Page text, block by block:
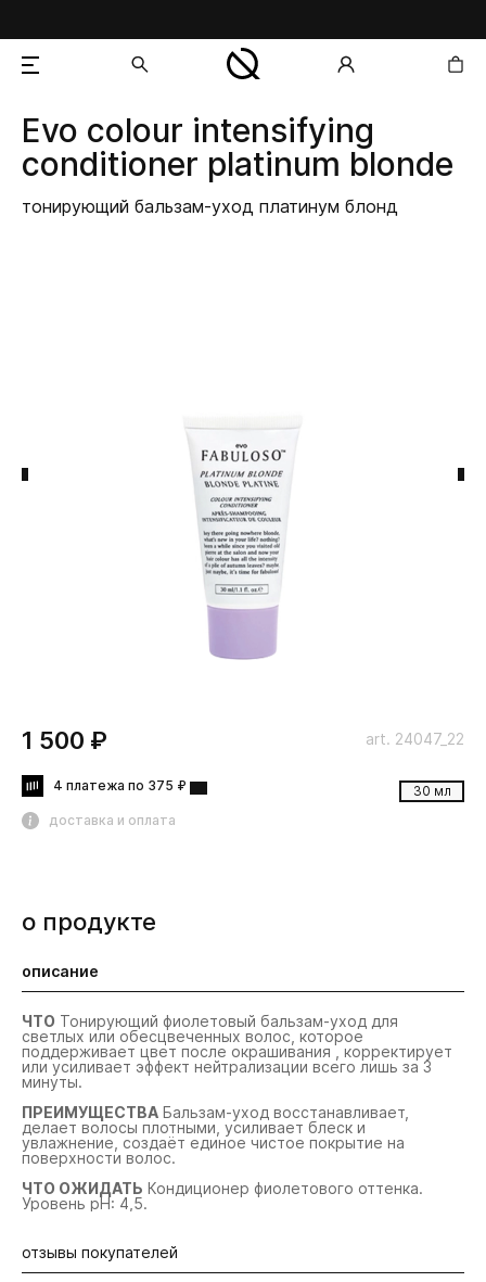
добавлен в корзину
Evo colour intensifying
conditioner platinum blonde
тонирующий бальзам-уход платинум блонд
art. 24047_22
30 мл
1 500 ₽
4 платежа по 375 ₽
доставка и оплата
о продукте
описание
ЧТО Тонирующий фиолетовый бальзам-уход для
светлых или обесцвеченных волос, которое
поддерживает цвет после окрашивания , корректирует
или усиливает эффект нейтрализации всего лишь за 3
минуты.
ПРЕИМУЩЕСТВА Бальзам-уход восстанавливает,
делает волосы плотными, усиливает блеск и
увлажнение, создаёт единое чистое покрытие на
поверхности волос.
ЧТО ОЖИДАТЬ Кондиционер фиолетового оттенка.
Уровень pН: 4,5.
отзывы покупателей